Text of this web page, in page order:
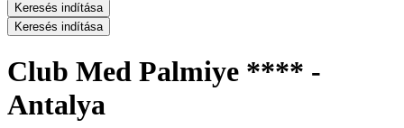
Keresés indítása
Keresés indítása
Club Med Palmiye **** -
Antalya